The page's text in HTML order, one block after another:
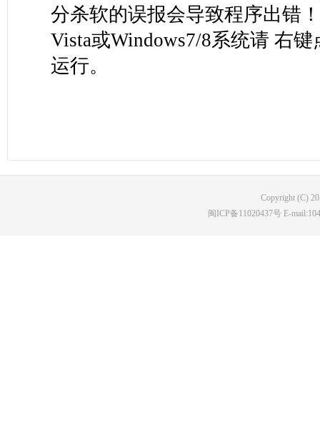
分杀软的误报会导致程序出错
Vista或Windows7/8系统请 右
运行。
Copyright (C)
闽ICP备11020437号 E-